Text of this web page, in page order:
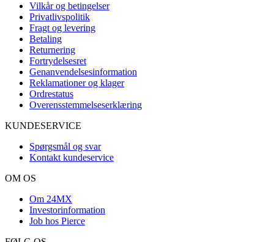
Vilkår og betingelser
Privatlivspolitik
Fragt og levering
Betaling
Returnering
Fortrydelsesret
Genanvendelsesinformation
Reklamationer og klager
Ordrestatus
Overensstemmelseserklæring
KUNDESERVICE
Spørgsmål og svar
Kontakt kundeservice
OM OS
Om 24MX
Investorinformation
Job hos Pierce